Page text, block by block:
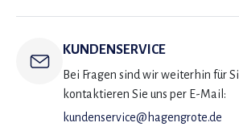
KUNDENSERVICE
Bei Fragen sind wir weiterhin für
kontaktieren Sie uns per E-Mail:
kundenservice@hagengrote.de